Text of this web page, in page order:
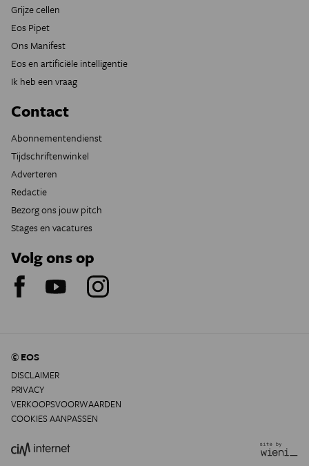
Grijze cellen
Eos Pipet
Ons Manifest
Eos en artificiële intelligentie
Ik heb een vraag
Contact
Abonnementendienst
Tijdschriftenwinkel
Adverteren
Redactie
Bezorg ons jouw pitch
Stages en vacatures
Volg ons op
© EOS
DISCLAIMER
PRIVACY
VERKOOPSVOORWAARDEN
COOKIES AANPASSEN